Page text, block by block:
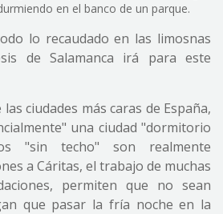
en el banco de un parque.
lo recaudado en las limosnas
de Salamanca irá para este
ciudades más caras de España,
una ciudad "dormitorio
"sin techo" son realmente
a Cáritas, el trabajo de muchas
permiten que no sean
que pasar la fría noche en la